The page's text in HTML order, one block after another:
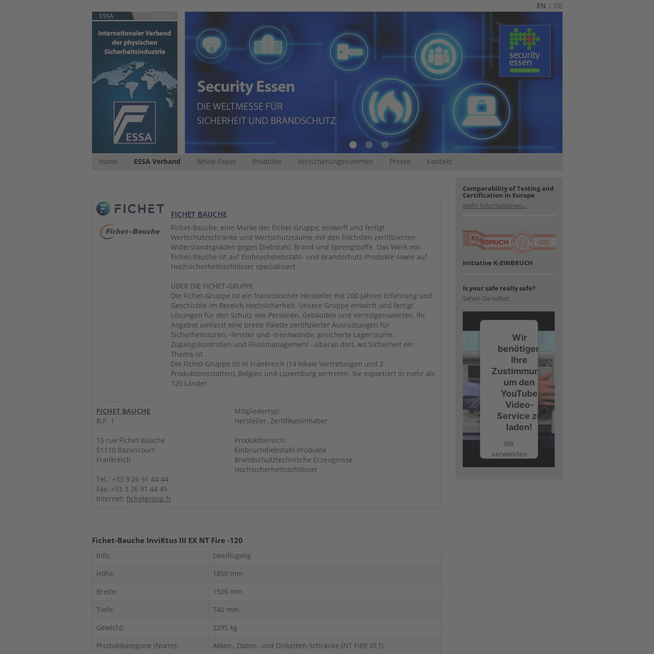
EN | DE
ESSA
Home ESSA Verband White Paper Produkte Versicherungssummen Presse Kontakt
FICHET BAUCHE
Fichet-Bauche, eine Marke der Fichet-Gruppe, entwirft und fertigt
Wertschutzschränke und Wertschutzräume mit den höchsten zertifizierten
Widerstandsgraden gegen Diebstahl, Brand und Sprengstoffe. Das Werk von
Fichet-Bauche ist auf Einbruchdiebstahl- und Brandschutz-Produkte sowie auf
Hochsicherheitsschlösser spezialisiert.
ÜBER DIE FICHET-GRUPPE
Die Fichet-Gruppe ist ein französischer Hersteller mit 200 Jahren Erfahrung und
Geschichte im Bereich Hochsicherheit. Unsere Gruppe entwirft und fertigt
Lösungen für den Schutz von Personen, Gebäuden und Vermögenswerten. Ihr
Angebot umfasst eine breite Palette zertifizierter Ausrüstungen für
Sicherheitstüren, -fenster und -trennwände, gesicherte Lagerräume,
Zugangskontrollen und Flussmanagement - überall dort, wo Sicherheit ein
Thema ist.
Die Fichet-Gruppe ist in Frankreich (14 lokale Vertretungen und 2
Produktionsstätten), Belgien und Luxemburg vertreten. Sie exportiert in mehr als
120 Länder.
FICHET BAUCHE
B.P. 1
15 rue Fichet Bauche
51110 Bazancourt
Frankreich
Tel.: +33 3 26 91 44 44
Fax: +33 3 26 91 44 45
Internet: fichetgroup.fr
Mitgliedertyp:
Hersteller, Zertifikatsinhaber
Produktbereich:
Einbruchdiebstahl-Produkte
Brandschutztechnische Erzeugnisse
Hochsicherheitsschlösser
Fichet-Bauche InviKtus III EX NT Fire -120
Info:
zweiflügelig
Höhe:
1850 mm
Breite:
1500 mm
Tiefe:
740 mm
Gewicht:
2295 kg
Produktkategorie (Norm):
Akten-, Daten- und Disketten-Schränke (NT FIRE 017)
Comparability of Testing and
Certification in Europe
Mehr Informationen...
Initiative K-EINBRUCH
Is your safe really safe?
Sehen Sie selbst.
Wir
benötigen
Ihre
Zustimmung,
um den
YouTube
Video-
Service zu
laden!
Wir
verwenden